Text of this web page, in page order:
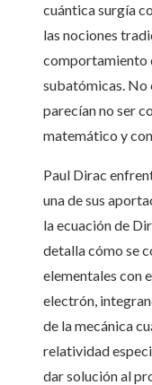
cuántica surgía
las nociones
comportamiento
subatómicas. No
parecían no ser
matemático y
Paul Dirac
una de sus
la ecuación de
detalla cómo se
elementales con
electrón,
de la mecánica
relatividad
dar solución al